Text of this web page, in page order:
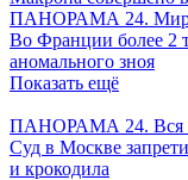
ПАНОРАМА 24.
Во Франции более 2
аномального зноя
Показать ещё
ПАНОРАМА 24. Вся
Суд в Москве
и крокодила